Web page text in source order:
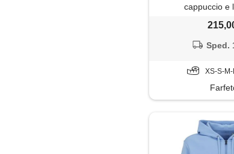
cappuccio e
Sped.
XS-S-M-